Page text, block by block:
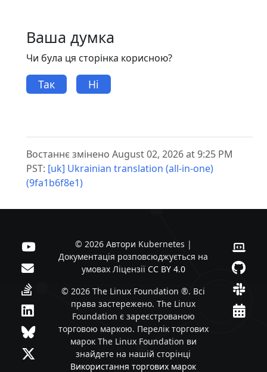
Ваша думка
Чи була ця сторінка корисною?
Так Ні
Востаннє змінено August 02, 2026 at 9:25 PM
PST: [uk] Ukrainian translation (all-in-one)
(9fa1b6f8e1)
© 2026 Автори Kubernetes |
Документація розповсюджується на
умовах Ліцензії CC BY 4.0
© 2026 The Linux Foundation ®. Всі
права застережено. The Linux
Foundation є зареєстрованою
торговою маркою. Перелік торгових
марок The Linux Foundation ви
знайдете на нашій сторінці
Використання торгових марок